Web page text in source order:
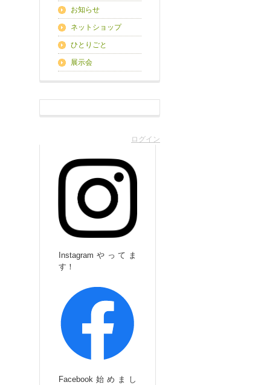
お知らせ
ネットショップ
ひとりごと
展示会
ログイン
Instagramやってま
す！
Facebook始めまし